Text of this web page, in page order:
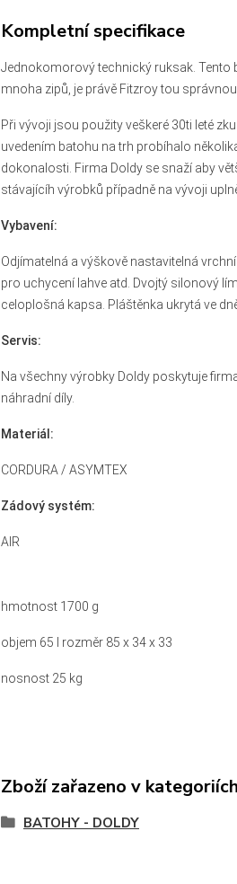
Kompletní specifikace
Jednokomorový technický ruksak. Tento
mnoha zipů, je právě Fitzroy tou
Při vývoji jsou použity veškeré 30ti leté
uvedením batohu na trh probíhalo
dokonalosti. Firma Doldy se snaží aby
stávajícíh výrobků případně na vývoji
Vybavení:
Odjímatelná a výškově nastavitelná
pro uchycení lahve atd. Dvojtý silonový
celoplošná kapsa. Pláštěnka ukrytá ve
Servis:
Na všechny výrobky Doldy poskytuje
náhradní díly.
Materiál:
CORDURA / ASYMTEX
Zádový systém:
AIR
hmotnost 1700 g
objem 65 l rozměr 85 x 34 x 33
nosnost 25 kg
Zboží zařazeno v kategoriích
BATOHY - DOLDY